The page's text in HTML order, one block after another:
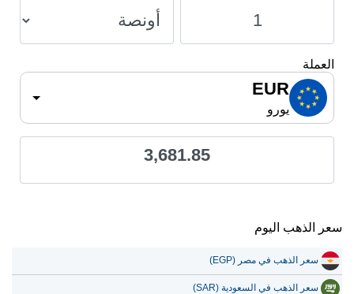
العملة
EUR
يورو
3,681.85
سعر الذهب اليوم
سعر الذهب في مصر (EGP)
سعر الذهب في السعودية (SAR)